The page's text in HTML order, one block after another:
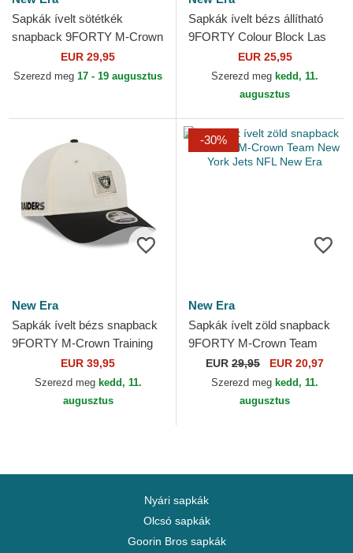
Sapkák ívelt sötétkék
snapback 9FORTY M-Crown
Team New England Patriots
NFL New Era
EUR 29,95
Szerezd meg 17 - 19 augusztus
Sapkák ívelt bézs állítható
9FORTY Colour Block Las
Vegas Raiders NFL New Era
EUR 25,95
Szerezd meg kedd, 11.
augusztus
New Era
Sapkák ívelt bézs snapback
9FORTY M-Crown Training
Pack 2026 Las Vegas
Raiders NFL New Era
EUR 39,95
Szerezd meg kedd, 11.
augusztus
-30%
New Era
Sapkák ívelt zöld snapback
9FORTY M-Crown Team
New York Jets NFL New Era
EUR 29,95 EUR 20,97
Szerezd meg kedd, 11.
augusztus
Nyári sapkák
Olcsó sapkák
Goorin Bros sapkák